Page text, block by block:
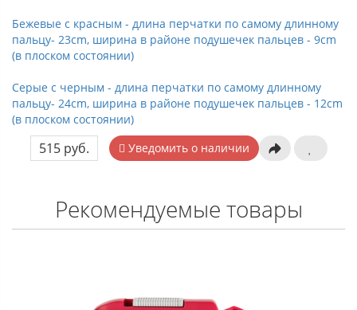
Бежевые с красным - длина перчатки по самому длинному
пальцу- 23cm, ширина в районе подушечек пальцев - 9cm
(в плоском состоянии)
Серые с черным - длина перчатки по самому длинному
пальцу- 24cm, ширина в районе подушечек пальцев - 12cm
(в плоском состоянии)
515 руб. Уведомить о наличии
Рекомендуемые товары